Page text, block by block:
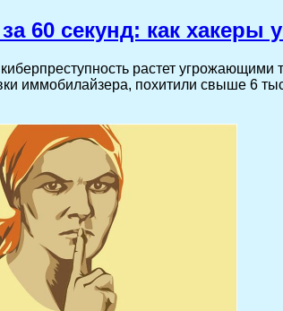
60 секунд: как хакеры
растет
иммобилайзера, похитили свыше 6